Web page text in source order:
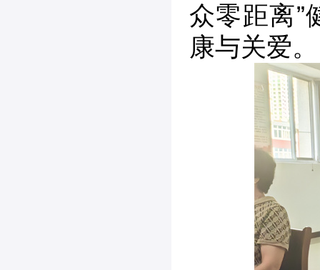
众零距离”
康与关爱。